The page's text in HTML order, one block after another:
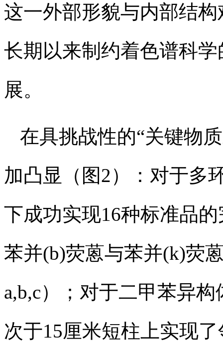
这一外部形貌与内部结
长期以来制约着色谱科
展。
在具挑战性的“关键物
加凸显（图2）：对于多
下成功实现16种标准品
苯并(b)荧蒽与苯并(k)荧
a,b,c）；对于二甲苯异
次于15厘米短柱上实现